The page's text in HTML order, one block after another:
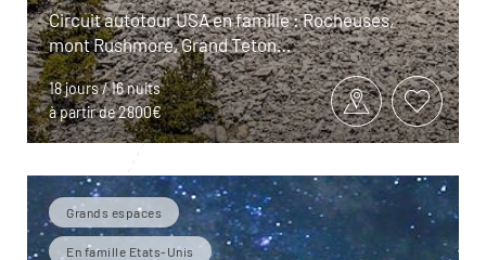
Circuit autotour USA en famille : Rocheuses,
mont Rushmore, Grand Teton…
18 jours / 16 nuits
à partir de 2800€
Grands espaces
En famille Etats-Unis